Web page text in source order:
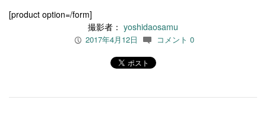
[product option=/form]
撮影者： yoshidaosamu
P 2017年4月12日 c コメント 0